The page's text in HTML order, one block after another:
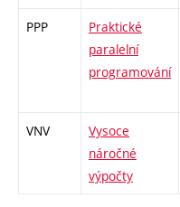
PPP
Praktické
paralelní
programování
VNV
Vysoce
náročné
výpočty